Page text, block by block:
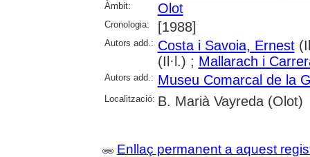
Àmbit: Olot
Cronologia: [1988]
Autors add.: Costa i Savoia, Ernest
(Il·l.) ; Mallarach i
Autors add.: Museu Comarcal de la
Localització: B. Marià Vayreda (Olot)
Enllaç permanent a aquest